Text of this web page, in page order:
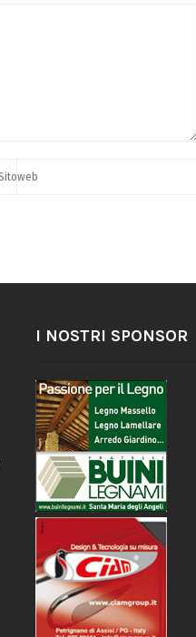
I NOSTRI SPONSOR